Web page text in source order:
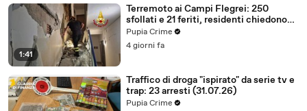
1:41
Terremoto ai Campi Flegrei: 250
sfollati e 21 feriti, residenti chiedono
certezze sul futuro (01.08.26)
Pupia Crime
4 giorni fa
Traffico di droga "ispirato" da serie tv e
trap: 23 arresti (31.07.26)
Pupia Crime